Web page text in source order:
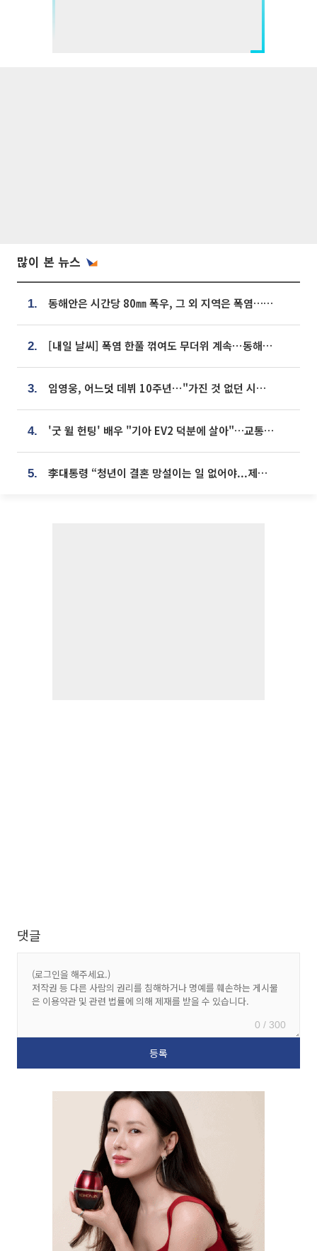
많이 본 뉴스
1. 동해안은 시간당 80㎜ 폭우, 그 외 지역은 폭염…‘극과 극 날씨’
2. [내일 날씨] 폭염 한풀 꺾여도 무더위 계속⋯동해안 이틀 연속 비
3. 임영웅, 어느덧 데뷔 10주년⋯"가진 것 없던 시절, 내 앞엔 20명의 팬뿐"
4. '굿 윌 헌팅' 배우 "기아 EV2 덕분에 살아"…교통사고 후 안전성 극찬
5. 李대통령 “청년이 결혼 망설이는 일 없어야...제도상 불이익 조사”
댓글
0 / 300